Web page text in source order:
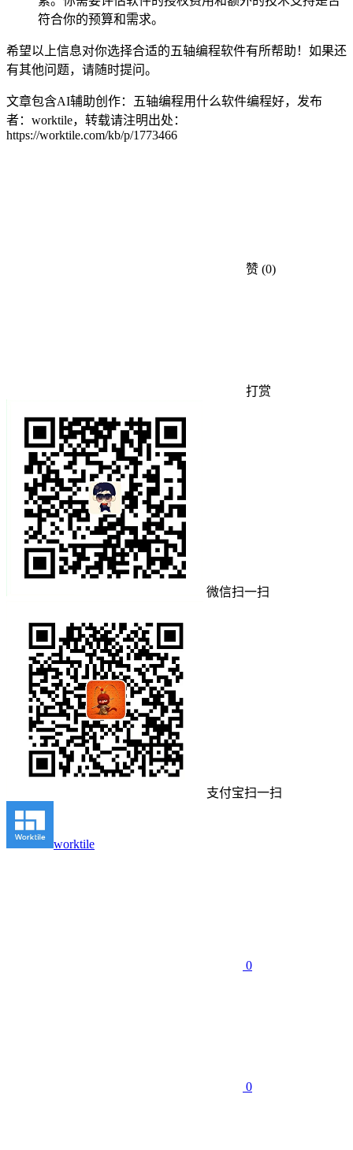
符合你的预算和需求。
希望以上信息对你选择合适的五轴编程软件有所帮助！如果还
有其他问题，请随时提问。
文章包含AI辅助创作：五轴编程用什么软件编程好，发布
者：worktile，转载请注明出处：
https://worktile.com/kb/p/1773466
赞 (0)
打赏
微信扫一扫
支付宝扫一扫
worktile
0
0